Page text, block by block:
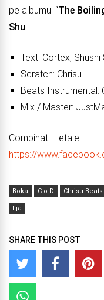
pe albumul “The
Shu!
Text: Cortex, Shushi
Scratch: Chrisu
Beats Instrumental:
Mix / Master:
Combinatii Letale
https://
Boka C.o.D Chrisu Beats
tija
SHARE THIS POST